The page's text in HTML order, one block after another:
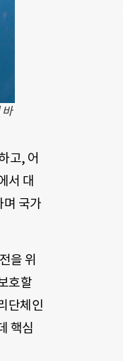
바
고, 어
서 대
국가
을 위
호할
단체인
핵심